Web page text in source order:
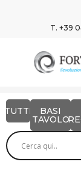
T.+39
TUTTI BASI
TAVOLO